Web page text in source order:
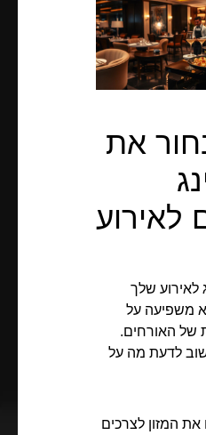
את
לאירוע
לאירוע שלך
משפיעה על
של האורחים.
לדעת מה על
המזון לצרכים